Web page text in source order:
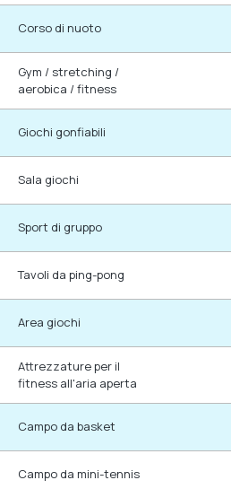
Corso di nuoto
Gym / stretching /
aerobica / fitness
Giochi gonfiabili
Sala giochi
Sport di gruppo
Tavoli da ping-pong
Area giochi
Attrezzature per il
fitness all'aria aperta
Campo da basket
Campo da mini-tennis